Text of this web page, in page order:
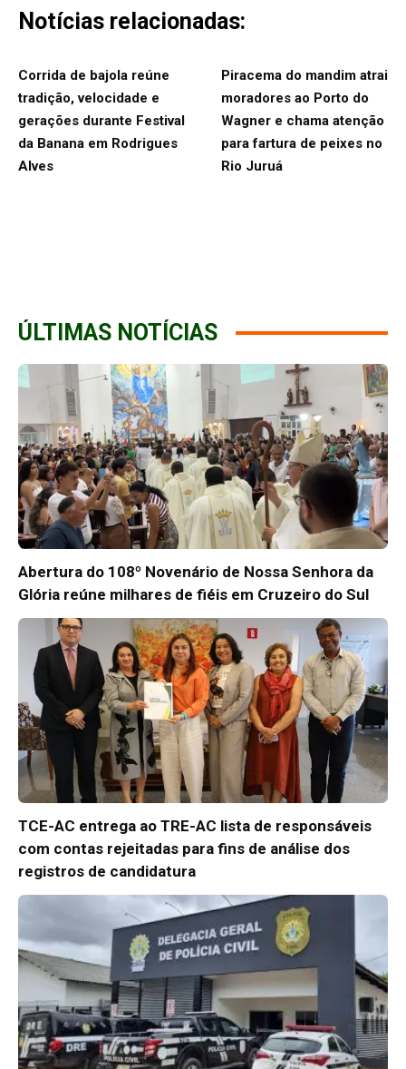
Notícias relacionadas:
Corrida de bajola reúne
tradição, velocidade e
gerações durante Festival
da Banana em Rodrigues
Alves
Piracema do mandim atrai
moradores ao Porto do
Wagner e chama atenção
para fartura de peixes no
Rio Juruá
ÚLTIMAS NOTÍCIAS
Abertura do 108º Novenário de Nossa Senhora da
Glória reúne milhares de fiéis em Cruzeiro do Sul
TCE-AC entrega ao TRE-AC lista de responsáveis
com contas rejeitadas para fins de análise dos
registros de candidatura